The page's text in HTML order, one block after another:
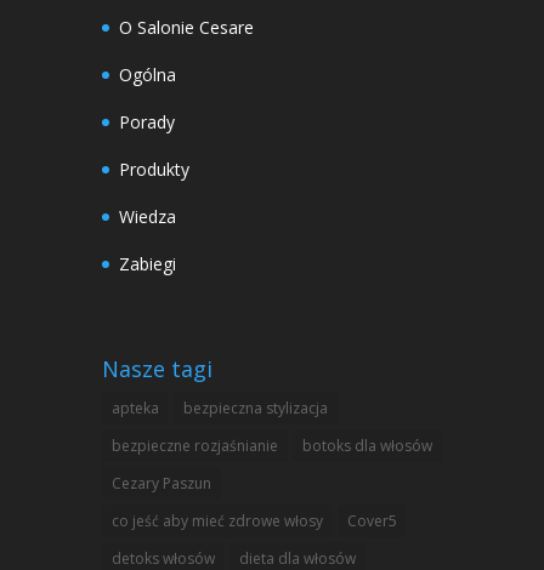
O Salonie Cesare
Ogólna
Porady
Produkty
Wiedza
Zabiegi
Nasze tagi
apteka
bezpieczna stylizacja
bezpieczne rozjaśnianie
botoks dla włosów
Cezary Paszun
co jeść aby mieć zdrowe włosy
Cover5
detoks włosów
dieta dla włosów